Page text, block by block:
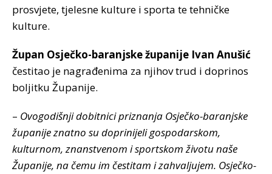
prosvjete, tjelesne kulture i sporta te tehničke
kulture.
Župan Osječko-baranjske županije Ivan Anušić
čestitao je nagrađenima za njihov trud i doprinos
boljitku Županije.
– Ovogodišnji dobitnici priznanja Osječko-baranjske
županije znatno su doprinijeli gospodarskom,
kulturnom, znanstvenom i sportskom životu naše
Županije, na čemu im čestitam i zahvaljujem. Osječko-